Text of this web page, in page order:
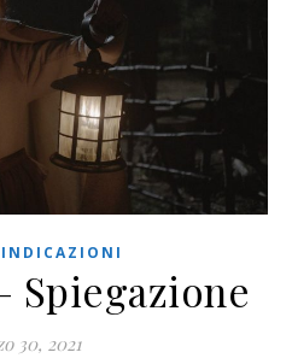
Spiegazione
30, 2021